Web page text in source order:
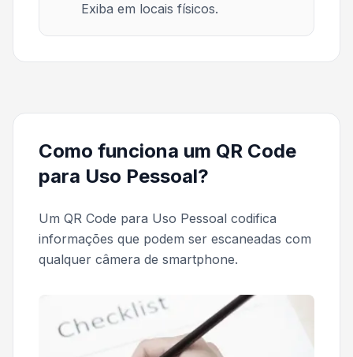
Exiba em locais físicos.
Como funciona um QR Code
para Uso Pessoal?
Um QR Code para Uso Pessoal codifica
informações que podem ser escaneadas com
qualquer câmera de smartphone.